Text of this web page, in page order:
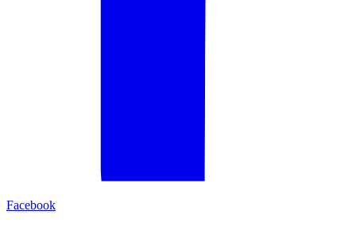
Facebook